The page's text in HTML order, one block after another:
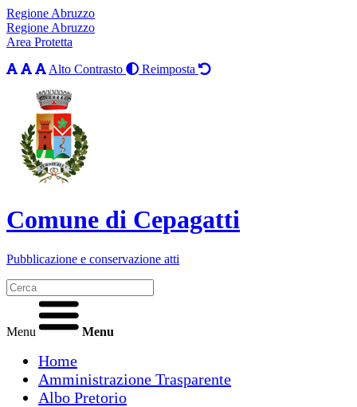
Regione Abruzzo
Regione Abruzzo
Area Protetta
Alto Contrasto
Reimposta
Comune di Cepagatti
Pubblicazione e conservazione atti
Menu Menu
Home
Amministrazione Trasparente
Albo Pretorio